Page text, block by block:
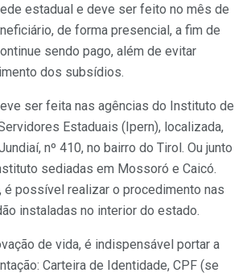
estadual e deve ser feito no mês de
de forma presencial, a fim de
sendo pago, além de evitar
dos subsídios.
ser feita nas agências do Instituto de
Estaduais (Ipern), localizada,
nº 410, no bairro do Tirol. Ou junto
sediadas em Mossoró e Caicó.
é possível realizar o procedimento nas
instaladas no interior do estado.
de vida, é indispensável portar a
Carteira de Identidade, CPF (se